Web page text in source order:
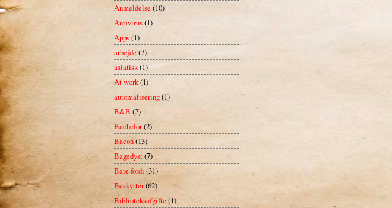
Anmeldelse(10)
Antivirus(1)
Apps(1)
arbejde (7)
asiatisk(1)
At work(1)
automatisering(1)
B&B (2)
Bachelor(2)
Bacon(13)
Bagedyst(7)
Bare fordi (31)
Beskytter(62)
Biblioteksafgifte (1)